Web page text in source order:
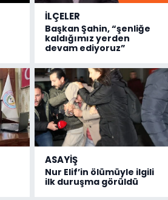
İLÇELER
Başkan Şahin, “şenliğe
kaldığımız yerden
devam ediyoruz”
ASAYİŞ
Nur Elif’in ölümüyle ilgili
ilk duruşma görüldü